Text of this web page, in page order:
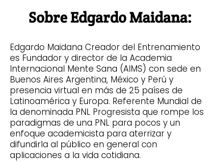
Sobre Edgardo Maidana:
Edgardo Maidana Creador del Entrenamiento
es Fundador y director de la Academia
Internacional Mente Sana (AIMS) con sede en
Buenos Aires Argentina, México y Perú y
presencia virtual en más de 25 países de
Latinoamérica y Europa. Referente Mundial de
la denominada PNL Progresista que rompe los
paradigmas de una PNL para pocos y un
enfoque academicista para aterrizar y
difundirla al público en general con
aplicaciones a la vida cotidiana.